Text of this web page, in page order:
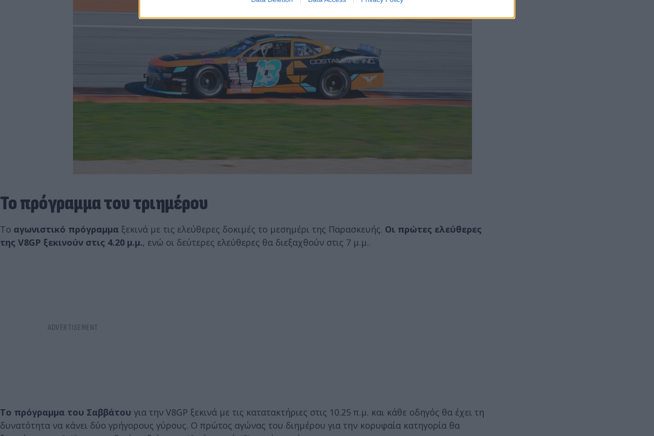
Το πρόγραμμα του τριημέρου
Το αγωνιστικό πρόγραμμα ξεκινά με τις ελεύθερες δοκιμές το μεσημέρι της Παρασκευής. Οι πρώτες ελεύθερες
της V8GP ξεκινούν στις 4.20 μ.μ., ενώ οι δεύτερες ελεύθερες θα διεξαχθούν στις 7 μ.μ..
Το πρόγραμμα του Σαββάτου για την V8GP ξεκινά με τις κατατακτήριες στις 10.25 π.μ. και κάθε οδηγός θα έχει τη
δυνατότητα να κάνει δύο γρήγορους γύρους. Ο πρώτος αγώνας του διημέρου για την κορυφαία κατηγορία θα